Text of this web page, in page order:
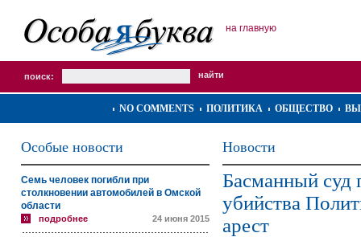
на главную
поиск:
NO COMMENTS ПОЛИТИКА ОБЩЕСТВО
Особые новости
Семь человек погибли при
столкновении автомобилей в Омской
области
подробнее 24 июня 2015
Новости
Басманный суд
убийства
арест